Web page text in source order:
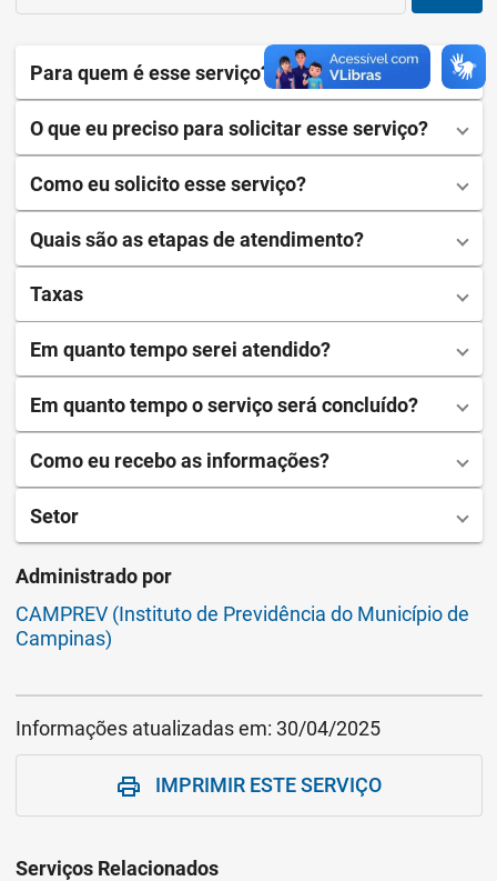
Para quem é esse serviço?
O que eu preciso para solicitar esse serviço?
Como eu solicito esse serviço?
Quais são as etapas de atendimento?
Taxas
Em quanto tempo serei atendido?
Em quanto tempo o serviço será concluído?
Como eu recebo as informações?
Setor
Administrado por
CAMPREV (Instituto de Previdência do Município de
Campinas)
Informações atualizadas em: 30/04/2025
print IMPRIMIR ESTE SERVIÇO
Serviços Relacionados